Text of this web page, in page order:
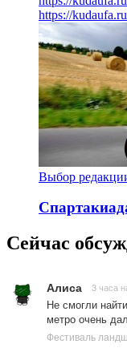
https://
Выбор
Сейчас
Алиса 3 часа
Не смогли
метро очень
Фестиваль